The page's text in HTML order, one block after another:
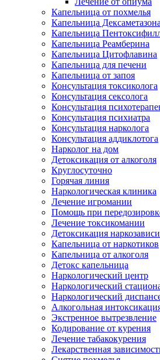
Капельница от похмелья
Капельница Дексаметазона
Капельница
Капельница Реамберина
Капельница Цитофлавина
Капельница для печени
Капельница от запоя
Консультация токсиколога
Консультация сексолога
Консультация
Консультация психиатра
Консультация нарколога
Консультация аддиклотога
Нарколог на дом
Детоксикация от алкоголя
Круглосуточно
Горячая линия
Наркологическая клиника
Лечение игромании
Помощь при
Лечение токсикомании
Детоксикация
Капельница от наркотиков
Капельница от алкоголя
Детокс капельница
Наркологический центр
Наркологический
Наркологический
Алкогольная
Экстренное вытрезвление
Кодирование от курения
Лечение табакокурения
Лекарственная